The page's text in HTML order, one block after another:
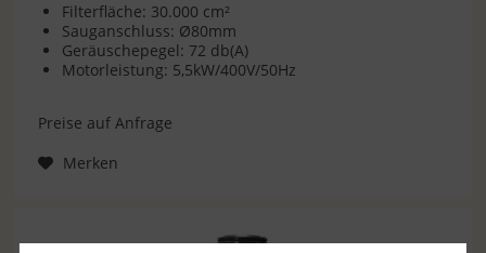
Filterfläche: 30.000 cm²
Sauganschluss: Ø80mm
Geräuschepegel: 72 db(A)
Motorleistung: 5,5kW/400V/50Hz
Preise auf Anfrage
Merken